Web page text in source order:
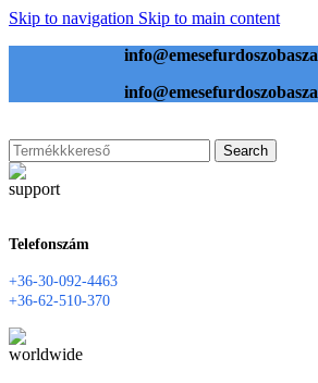
Skip to navigation Skip to main content
Search
Telefonszám
+36-30-092-4463
+36-62-510-370